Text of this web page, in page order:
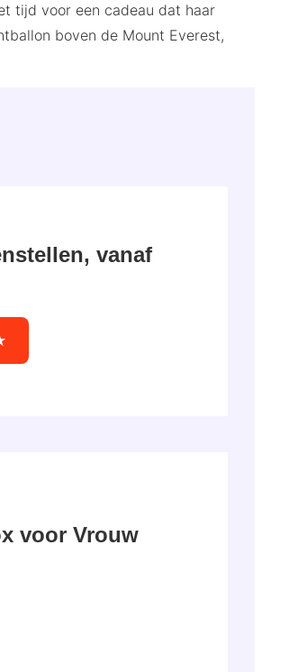
tijd voor een cadeau dat haar
boven de Mount Everest,
vanaf
voor Vrouw